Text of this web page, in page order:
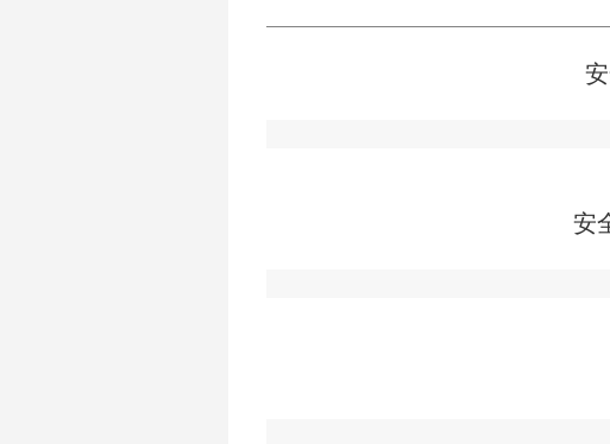
前走車や歩行者との衝突を回
ーキアシスト、ABSなどが装
駐車をスムーズに行うために
安